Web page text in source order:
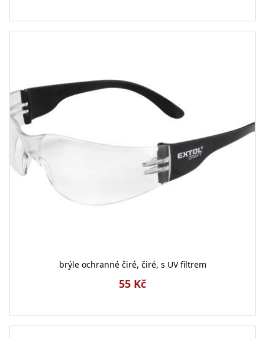
brýle ochranné čiré, čiré, s UV filtrem
55 Kč